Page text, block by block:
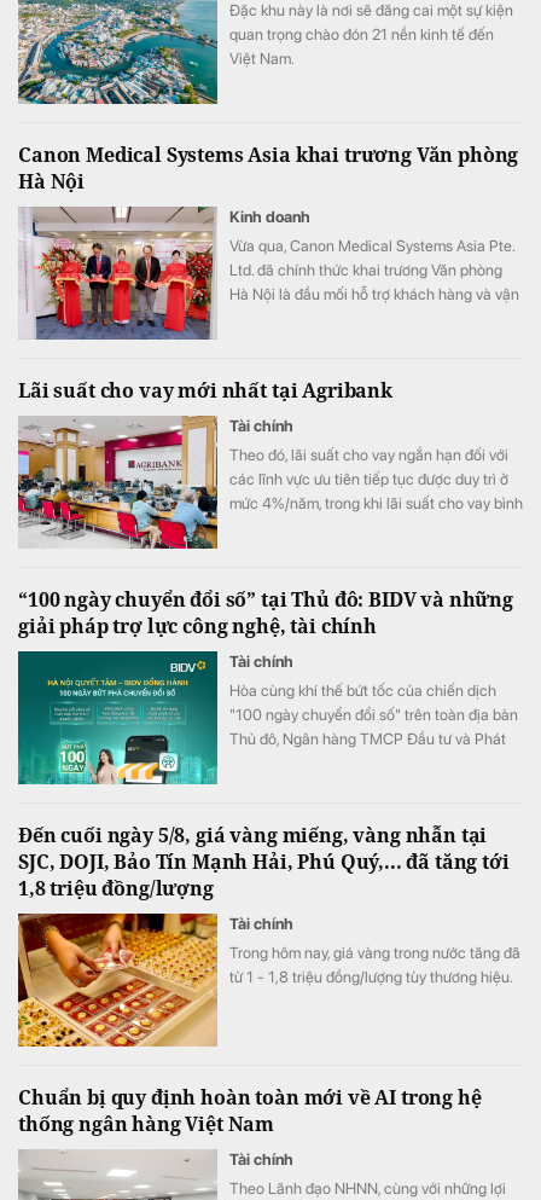
Đặc khu này là nơi sẽ đăng cai một sự kiện
quan trọng chào đón 21 nền kinh tế đến
Việt Nam.
Canon Medical Systems Asia khai trương Văn phòng
Hà Nội
Kinh doanh
Vừa qua, Canon Medical Systems Asia Pte.
Ltd. đã chính thức khai trương Văn phòng
Hà Nội là đầu mối hỗ trợ khách hàng và vận
Lãi suất cho vay mới nhất tại Agribank
Tài chính
Theo đó, lãi suất cho vay ngắn hạn đối với
các lĩnh vực ưu tiên tiếp tục được duy trì ở
mức 4%/năm, trong khi lãi suất cho vay bình
“100 ngày chuyển đổi số” tại Thủ đô: BIDV và những
giải pháp trợ lực công nghệ, tài chính
Tài chính
Hòa cùng khí thế bứt tốc của chiến dịch
"100 ngày chuyển đổi số" trên toàn địa bàn
Thủ đô, Ngân hàng TMCP Đầu tư và Phát
các đơn vị sự nghiệp.
Đến cuối ngày 5/8, giá vàng miếng, vàng nhẫn tại
SJC, DOJI, Bảo Tín Mạnh Hải, Phú Quý,... đã tăng tới
1,8 triệu đồng/lượng
Tài chính
Trong hôm nay, giá vàng trong nước tăng đã
từ 1 - 1,8 triệu đồng/lượng tùy thương hiệu.
Chuẩn bị quy định hoàn toàn mới về AI trong hệ
thống ngân hàng Việt Nam
Tài chính
Theo Lãnh đạo NHNN, cùng với những lợi